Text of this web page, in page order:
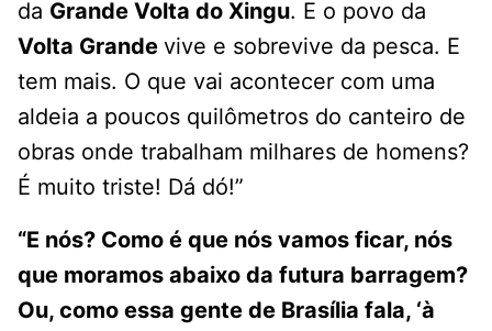
da Grande Volta do Xingu. E o povo da
Volta Grande vive e sobrevive da pesca. E
tem mais. O que vai acontecer com uma
aldeia a poucos quilômetros do canteiro de
obras onde trabalham milhares de homens?
É muito triste! Dá dó!”
“E nós? Como é que nós vamos ficar, nós
que moramos abaixo da futura barragem?
Ou, como essa gente de Brasília fala, ‘à